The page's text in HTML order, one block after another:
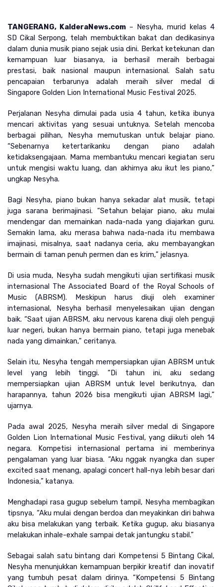
TANGERANG, KalderaNews.com – Nesyha, murid kelas 4
SD Cikal Serpong, telah membuktikan bakat dan dedikasinya
dalam dunia musik piano sejak usia dini. Berkat ketekunan dan
kemampuan luar biasanya, ia berhasil meraih berbagai
prestasi, baik nasional maupun internasional. Salah satu
pencapaian terbarunya adalah meraih silver medal di
Singapore Golden Lion International Music Festival 2025.
Perjalanan Nesyha dimulai pada usia 4 tahun, ketika ibunya
mencari aktivitas yang sesuai untuknya. Setelah mencoba
berbagai pilihan, Nesyha memutuskan untuk belajar piano.
“Sebenarnya ketertarikanku dengan piano adalah
ketidaksengajaan. Mama membantuku mencari kegiatan seru
untuk mengisi waktu luang, dan akhirnya aku ikut les piano,”
ungkap Nesyha.
Bagi Nesyha, piano bukan hanya sekadar alat musik, tetapi
juga sarana berimajinasi. “Setahun belajar piano, aku mulai
mendengar dan memainkan nada-nada yang diajarkan guru.
Semakin lama, aku merasa bahwa nada-nada itu membawa
imajinasi, misalnya, saat nadanya ceria, aku membayangkan
bermain di taman penuh permen dan es krim,” jelasnya.
Di usia muda, Nesyha sudah mengikuti ujian sertifikasi musik
internasional The Associated Board of the Royal Schools of
Music (ABRSM). Meskipun harus diuji oleh examiner
internasional, Nesyha berhasil menyelesaikan ujian dengan
baik. “Saat ujian ABRSM, aku nervous karena diuji oleh penguji
luar negeri, bukan hanya bermain piano, tetapi juga menebak
nada yang dimainkan,” ceritanya.
Selain itu, Nesyha tengah mempersiapkan ujian ABRSM untuk
level yang lebih tinggi. “Di tahun ini, aku sedang
mempersiapkan ujian ABRSM untuk level berikutnya, dan
harapannya, tahun 2026 bisa mengikuti ujian ABRSM lagi,”
ujarnya.
Pada awal 2025, Nesyha meraih silver medal di Singapore
Golden Lion International Music Festival, yang diikuti oleh 14
negara. Kompetisi internasional pertama ini memberinya
pengalaman yang luar biasa. “Aku nggak nyangka dan super
excited saat menang, apalagi concert hall-nya lebih besar dari
Indonesia,” katanya.
Menghadapi rasa gugup sebelum tampil, Nesyha membagikan
tipsnya, “Aku mulai dengan berdoa dan meyakinkan diri bahwa
aku bisa melakukan yang terbaik. Ketika gugup, aku biasanya
melakukan inhale-exhale sampai detak jantungku stabil.”
Sebagai salah satu bintang dari Kompetensi 5 Bintang Cikal,
Nesyha menunjukkan kemampuan berpikir kreatif dan inovatif
yang tumbuh pesat dalam dirinya. “Kompetensi 5 Bintang